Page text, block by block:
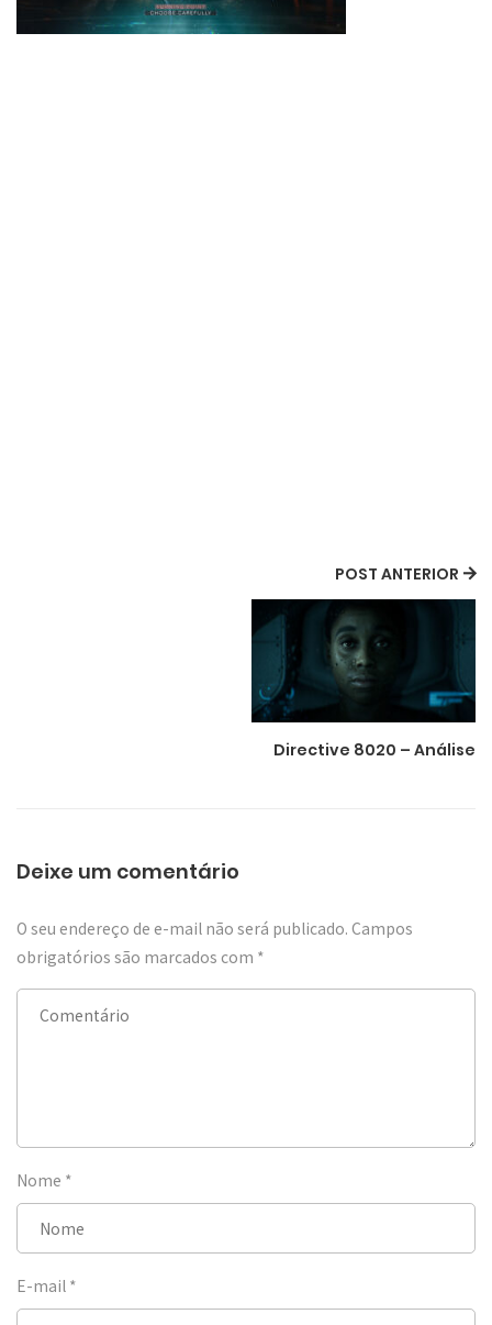
POST ANTERIOR
Directive 8020 – Análise
Deixe um comentário
O seu endereço de e-mail não será publicado. Campos
obrigatórios são marcados com *
Nome *
E-mail *